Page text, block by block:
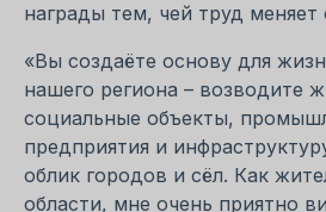
награды тем, чей труд меняет
«Вы создаёте основу для
нашего региона – возводите
социальные объекты,
предприятия и
облик городов и сёл. Как
области, мне очень приятно